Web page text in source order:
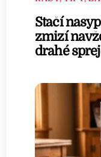
Stačí
zmizí
drahé